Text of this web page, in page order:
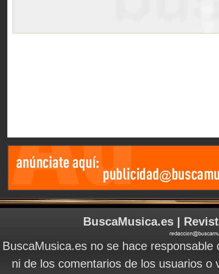
BuscaMusica.es |
BuscaMusica.es no se hace
ni de los comentarios de los usuarios